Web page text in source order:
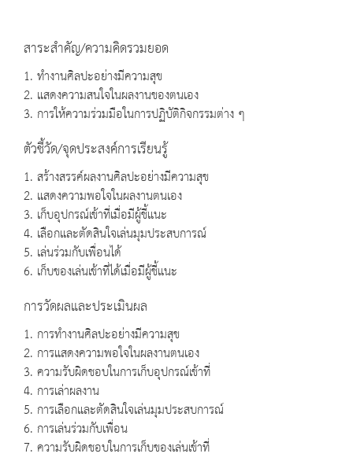
สาระสำคัญ/ความคิดรวมยอด
1. ทำงานศิลปะอย่างมีความสุข
2. แสดงความสนใจในผลงานของตนเอง
3. การให้ความร่วมมือในการปฏิบัติกิจกรรมต่าง ๆ
ตัวชี้วัด/จุดประสงค์การเรียนรู้
1. สร้างสรรค์ผลงานศิลปะอย่างมีความสุข
2. แสดงความพอใจในผลงานตนเอง
3. เก็บอุปกรณ์เข้าที่เมื่อมีผู้ชี้แนะ
4. เลือกและตัดสินใจเล่นมุมประสบการณ์
5. เล่นร่วมกับเพื่อนได้
6. เก็บของเล่นเข้าที่ได้เมื่อมีผู้ชี้แนะ
การวัดผลและประเมินผล
1. การทำงานศิลปะอย่างมีความสุข
2. การแสดงความพอใจในผลงานตนเอง
3. ความรับผิดชอบในการเก็บอุปกรณ์เข้าที่
4. การเล่าผลงาน
5. การเลือกและตัดสินใจเล่นมุมประสบการณ์
6. การเล่นร่วมกับเพื่อน
7. ความรับผิดชอบในการเก็บของเล่นเข้าที่